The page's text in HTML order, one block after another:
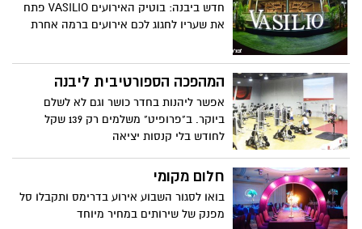
050-8882353
חדש ביבנה: בוטיק האירועים VASILIO פתח
את שעריו לחגוג לכם אירועים ברמה אחרת
המהפכה הספורטיבית ליבנה
אפשר ליהנות בחדר כושר וגם לא לשלם
ביוקר. ב"פרופיט" משלמים רק 139 שקל
לחודש בלי קנסות יציאה
חלום מקומי
בואו לסגור השבוע אירוע בדרימס ותקבלו סל
מפנק של שירותים במחיר מיוחד